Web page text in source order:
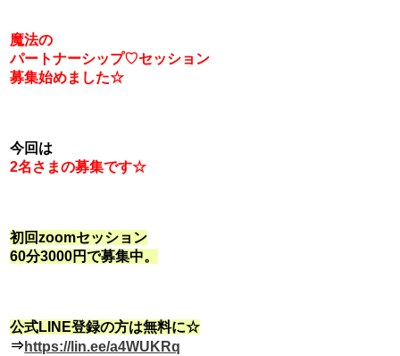
魔法の
パートナーシップ♡セッション
募集始めました☆
今回は
2名さまの募集です☆
初回zoomセッション
60分3000円で募集中。
公式LINE登録の方は無料に☆
⇒https://lin.ee/a4WUKRq